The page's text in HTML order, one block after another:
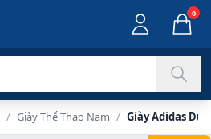
0
/ Giày Thể Thao Nam / Giày Adidas